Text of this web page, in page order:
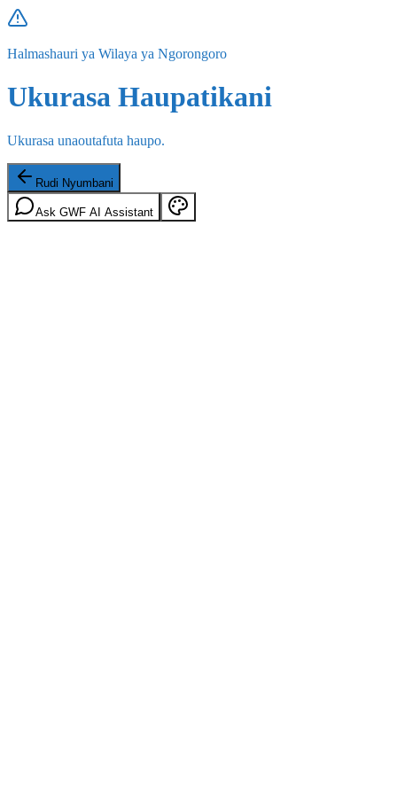
Halmashauri ya Wilaya ya Ngorongoro
Ukurasa Haupatikani
Ukurasa unaoutafuta haupo.
Rudi Nyumbani
Ask GWF AI Assistant